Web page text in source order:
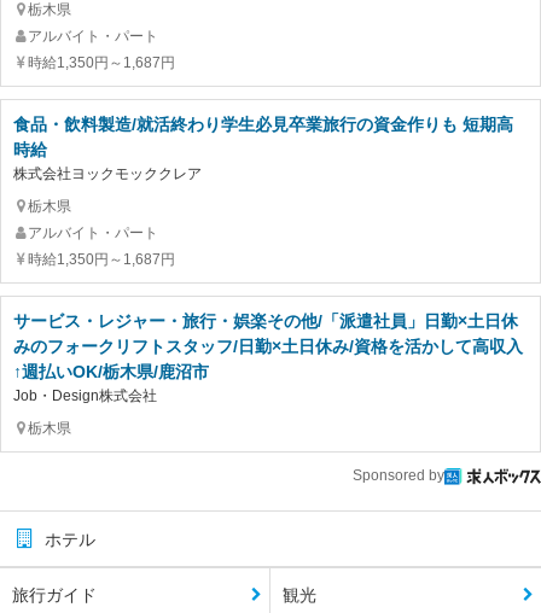
栃木県
アルバイト・パート
時給1,350円～1,687円
食品・飲料製造/就活終わり学生必見卒業旅行の資金作りも 短期高
時給
株式会社ヨックモッククレア
栃木県
アルバイト・パート
時給1,350円～1,687円
サービス・レジャー・旅行・娯楽その他/「派遣社員」日勤×土日休
みのフォークリフトスタッフ/日勤×土日休み/資格を活かして高収入
↑週払いOK/栃木県/鹿沼市
Job・Design株式会社
栃木県
Sponsored by
ホテル
旅行ガイド 観光